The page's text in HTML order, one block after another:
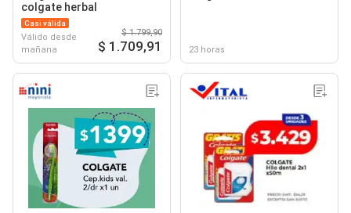
colgate herbal
Casi válida
Válido desde
mañana
$ 1.799,90
$ 1.709,91 23 horas